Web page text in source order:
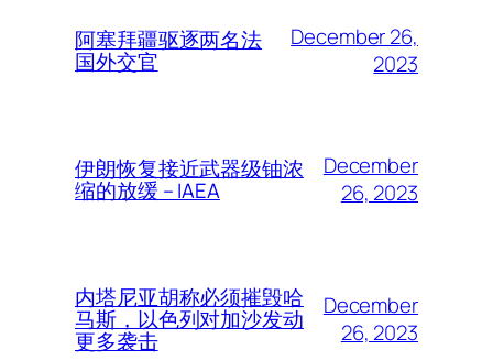
阿塞拜疆驱逐两名法
国外交官
December 26,
2023
伊朗恢复接近武器级铀浓
缩的放缓 – IAEA
December
26, 2023
内塔尼亚胡称必须摧毁哈
马斯，以色列对加沙发动
更多袭击
December
26, 2023